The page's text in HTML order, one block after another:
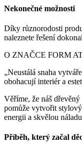
Nekonečné možnosti
Díky různorodosti
naleznete řešení
O ZNAČCE FORM
„Neustálá snaha
obohacují interiér a
Věříme, že náš
pomůže vytvořit
energii a skvělou
Příběh, který začal